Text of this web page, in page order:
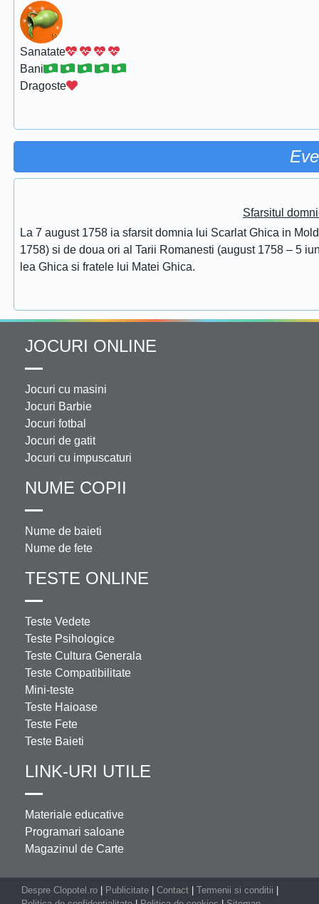
Sanatate
Bani
Dragoste
Sfarsitul
La 7 august 1758 ia sfarsit domnia lui Scarlat Ghica in
1758) si de doua ori al Tarii Romanesti (august 1758 – 5
lea Ghica si fratele lui Matei Ghica.
JOCURI ONLINE
Jocuri cu masini
Jocuri Barbie
Jocuri fotbal
Jocuri de gatit
Jocuri cu impuscaturi
NUME COPII
Nume de baieti
Nume de fete
TESTE ONLINE
Teste Vedete
Teste Psihologice
Teste Cultura Generala
Teste Compatibilitate
Mini-teste
Teste Haioase
Teste Fete
Teste Baieti
LINK-URI UTILE
Materiale educative
Programari saloane
Magazinul de Carte
Despre Clopotel.ro Publicitate Contact Termenii si conditii